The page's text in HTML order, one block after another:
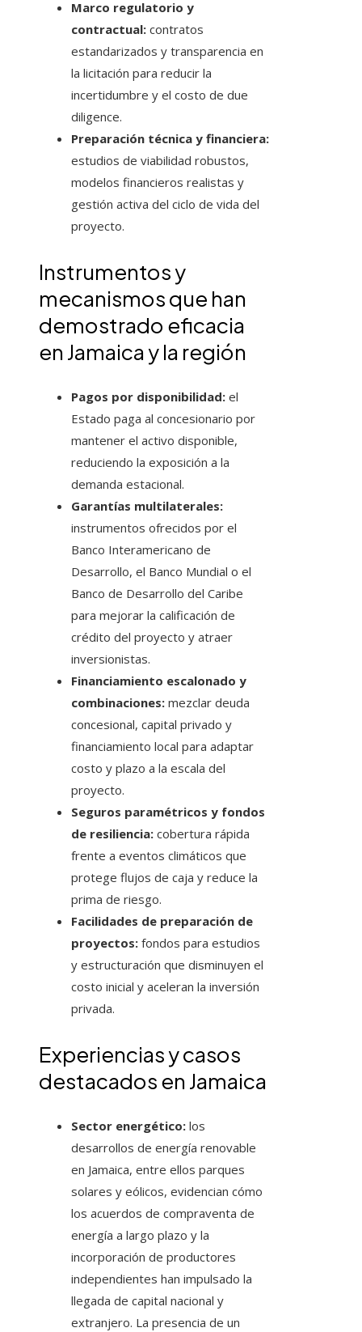
Marco regulatorio y
contractual: contratos
estandarizados y transparencia en
la licitación para reducir la
incertidumbre y el costo de due
diligence.
Preparación técnica y financiera:
estudios de viabilidad robustos,
modelos financieros realistas y
gestión activa del ciclo de vida del
proyecto.
Instrumentos y
mecanismos que han
demostrado eficacia
en Jamaica y la región
Pagos por disponibilidad: el
Estado paga al concesionario por
mantener el activo disponible,
reduciendo la exposición a la
demanda estacional.
Garantías multilaterales:
instrumentos ofrecidos por el
Banco Interamericano de
Desarrollo, el Banco Mundial o el
Banco de Desarrollo del Caribe
para mejorar la calificación de
crédito del proyecto y atraer
inversionistas.
Financiamiento escalonado y
combinaciones: mezclar deuda
concesional, capital privado y
financiamiento local para adaptar
costo y plazo a la escala del
proyecto.
Seguros paramétricos y fondos
de resiliencia: cobertura rápida
frente a eventos climáticos que
protege flujos de caja y reduce la
prima de riesgo.
Facilidades de preparación de
proyectos: fondos para estudios
y estructuración que disminuyen el
costo inicial y aceleran la inversión
privada.
Experiencias y casos
destacados en Jamaica
Sector energético: los
desarrollos de energía renovable
en Jamaica, entre ellos parques
solares y eólicos, evidencian cómo
los acuerdos de compraventa de
energía a largo plazo y la
incorporación de productores
independientes han impulsado la
llegada de capital nacional y
extranjero. La presencia de un